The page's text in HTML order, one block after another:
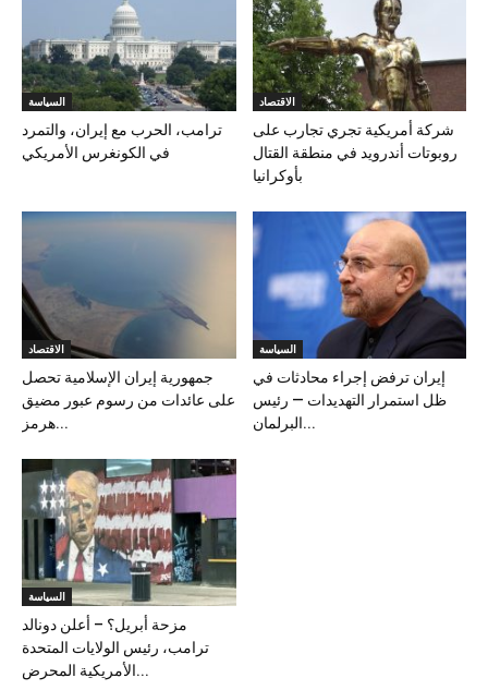
السياسة
ترامب، الحرب مع إيران، والتمرد
في الكونغرس الأمريكي
الاقتصاد
شركة أمريكية تجري تجارب على
روبوتات أندرويد في منطقة القتال
بأوكرانيا
الاقتصاد
جمهورية إيران الإسلامية تحصل
على عائدات من رسوم عبور مضيق
هرمز...
السياسة
إيران ترفض إجراء محادثات في
ظل استمرار التهديدات — رئيس
البرلمان...
السياسة
مزحة أبريل؟ – أعلن دونالد
ترامب، رئيس الولايات المتحدة
الأمريكية المحرض...